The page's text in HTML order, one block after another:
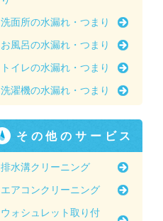
洗面所の水漏れ・つまり
お風呂の水漏れ・つまり
トイレの水漏れ・つまり
洗濯機の水漏れ・つまり
その他のサービス
排水溝クリーニング
エアコンクリーニング
ウォシュレット取り付